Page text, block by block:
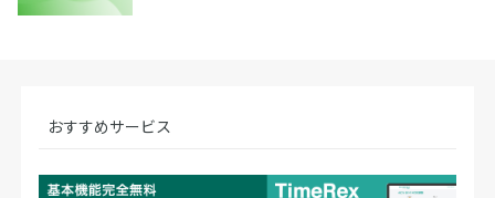
おすすめサービス